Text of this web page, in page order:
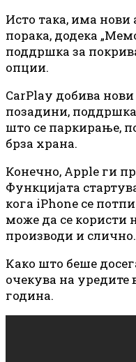
Исто така, има
порака, додека
поддршка за
опции.
CarPlay добива
позадини, поддршка
што се паркирање,
брза храна.
Конечно, Apple ги
Функцијата
кога iPhone се
може да се користи
производи и слично.
Како што беше
очекува на уредите
година.